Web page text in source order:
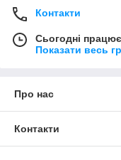
Контакти
Сьогодні
Показати весь
Про нас
Контакти